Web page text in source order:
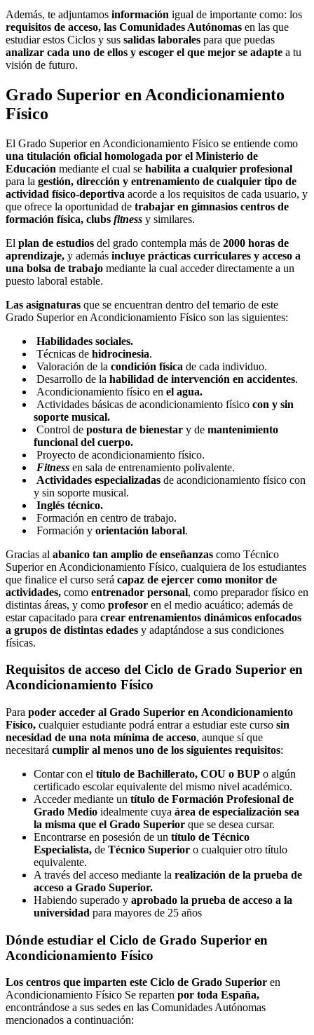
Además, te adjuntamos información igual de importante como: los
requisitos de acceso, las Comunidades Autónomas en las que
estudiar estos Ciclos y sus salidas laborales para que puedas
analizar cada uno de ellos y escoger el que mejor se adapte a tu
visión de futuro.
Grado Superior en Acondicionamiento
Físico
El Grado Superior en Acondicionamiento Físico se entiende como
una titulación oficial homologada por el Ministerio de
Educación mediante el cual se habilita a cualquier profesional
para la gestión, dirección y entrenamiento de cualquier tipo de
actividad físico-deportiva acorde a los requisitos de cada usuario, y
que ofrece la oportunidad de trabajar en gimnasios centros de
formación física, clubs fitness y similares.
El plan de estudios del grado contempla más de 2000 horas de
aprendizaje, y además incluye prácticas curriculares y acceso a
una bolsa de trabajo mediante la cual acceder directamente a un
puesto laboral estable.
Las asignaturas que se encuentran dentro del temario de este
Grado Superior en Acondicionamiento Físico son las siguientes:
Habilidades sociales.
Técnicas de hidrocinesia.
Valoración de la condición física de cada individuo.
Desarrollo de la habilidad de intervención en accidentes.
Acondicionamiento físico en el agua.
Actividades básicas de acondicionamiento físico con y sin
soporte musical.
Control de postura de bienestar y de mantenimiento
funcional del cuerpo.
Proyecto de acondicionamiento físico.
Fitness en sala de entrenamiento polivalente.
Actividades especializadas de acondicionamiento físico con
y sin soporte musical.
Inglés técnico.
Formación en centro de trabajo.
Formación y orientación laboral.
Gracias al abanico tan amplio de enseñanzas como Técnico
Superior en Acondicionamiento Físico, cualquiera de los estudiantes
que finalice el curso será capaz de ejercer como monitor de
actividades, como entrenador personal, como preparador físico en
distintas áreas, y como profesor en el medio acuático; además de
estar capacitado para crear entrenamientos dinámicos enfocados
a grupos de distintas edades y adaptándose a sus condiciones
físicas.
Requisitos de acceso del Ciclo de Grado Superior en
Acondicionamiento Físico
Para poder acceder al Grado Superior en Acondicionamiento
Físico, cualquier estudiante podrá entrar a estudiar este curso sin
necesidad de una nota mínima de acceso, aunque sí que
necesitará cumplir al menos uno de los siguientes requisitos:
Contar con el título de Bachillerato, COU o BUP o algún
certificado escolar equivalente del mismo nivel académico.
Acceder mediante un título de Formación Profesional de
Grado Medio idealmente cuya área de especialización sea
la misma que el Grado Superior que se desea cursar.
Encontrarse en posesión de un título de Técnico
Especialista, de Técnico Superior o cualquier otro título
equivalente.
A través del acceso mediante la realización de la prueba de
acceso a Grado Superior.
Habiendo superado y aprobado la prueba de acceso a la
universidad para mayores de 25 años
Dónde estudiar el Ciclo de Grado Superior en
Acondicionamiento Físico
Los centros que imparten este Ciclo de Grado Superior en
Acondicionamiento Físico Se reparten por toda España,
encontrándose a sus sedes en las Comunidades Autónomas
mencionados a continuación: